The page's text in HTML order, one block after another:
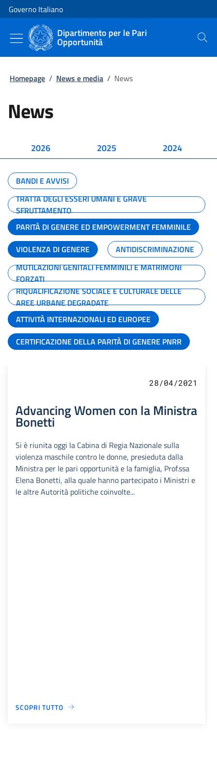
Vai al contenuto
Vai alla navigazione del sito
Governo Italiano
Dipartimento per le Pari
Opportunità Cerca
Homepage / News e media / News
News
2026 2025 2024
BANDI E AVVISI
TRATTA DEGLI ESSERI UMANI E GRAVE
SFRUTTAMENTO
PARITÀ DI GENERE ED EMPOWERMENT FEMMINILE
VIOLENZA DI GENERE
ANTIDISCRIMINAZIONE
MUTILAZIONI GENITALI FEMMINILI E MATRIMONI
FORZATI
RIQUALIFICAZIONE SOCIALE E CULTURALE DELLE
AREE URBANE DEGRADATE
ATTIVITÀ INTERNAZIONALI ED EUROPEE
CERTIFICAZIONE DELLA PARITÀ DI GENERE PNRR
28/04/2021
Advancing Women con la Ministra
Bonetti
Si è riunita oggi la Cabina di Regia Nazionale sulla
violenza maschile contro le donne, presieduta dalla
Ministra per le pari opportunità e la famiglia, Prof.ssa
Elena Bonetti, alla quale hanno partecipato i Ministri e
le altre Autorità politiche coinvolte...
SCOPRI TUTTO